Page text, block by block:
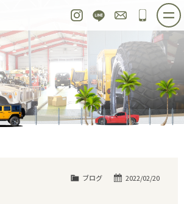
Instagram
LINE お問い合わせ
048-
在庫車情報 ご購入プラン
パーツ販売 買取＆オーダー
工場紹介 会社概要
求人情報 公式ブログ
2022/02/20
ブログ